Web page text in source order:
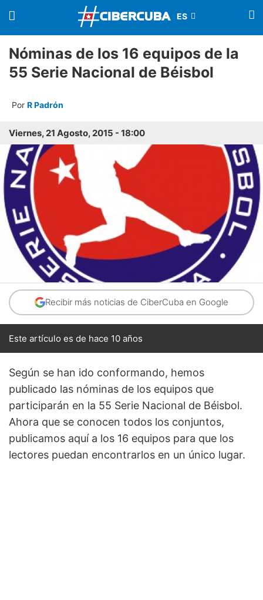
Nóminas de los 16 equipos de la
55 Serie Nacional de Béisbol
Por R Padrón
Viernes, 21 Agosto, 2015 - 18:00
Recibir más noticias de CiberCuba en Google
Este artículo es de hace 10 años
Según se han ido conformando, hemos
publicado las nóminas de los equipos que
participarán en la 55 Serie Nacional de Béisbol.
Ahora que se conocen todos los conjuntos,
publicamos aquí a los 16 equipos para que los
lectores puedan encontrarlos en un único lugar.